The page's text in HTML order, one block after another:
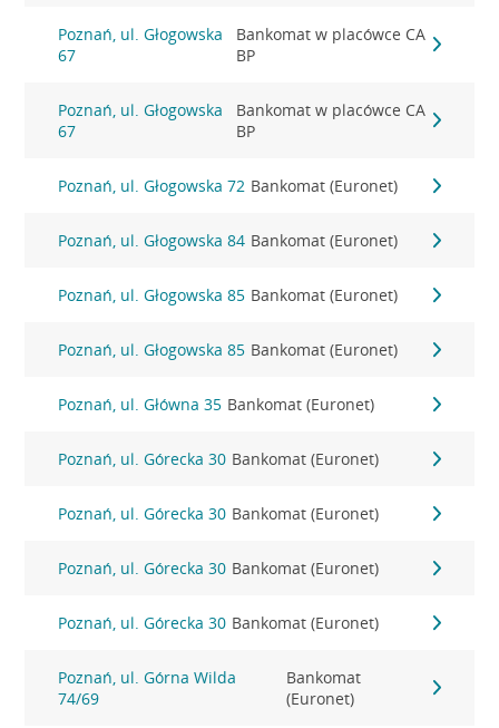
Poznań, ul. Głogowska
67
Bankomat w placówce CA
BP
Poznań, ul. Głogowska
67
Bankomat w placówce CA
BP
Poznań, ul. Głogowska 72 Bankomat (Euronet)
Poznań, ul. Głogowska 84 Bankomat (Euronet)
Poznań, ul. Głogowska 85 Bankomat (Euronet)
Poznań, ul. Głogowska 85 Bankomat (Euronet)
Poznań, ul. Główna 35 Bankomat (Euronet)
Poznań, ul. Górecka 30 Bankomat (Euronet)
Poznań, ul. Górecka 30 Bankomat (Euronet)
Poznań, ul. Górecka 30 Bankomat (Euronet)
Poznań, ul. Górecka 30 Bankomat (Euronet)
Poznań, ul. Górna Wilda
74/69
Bankomat
(Euronet)